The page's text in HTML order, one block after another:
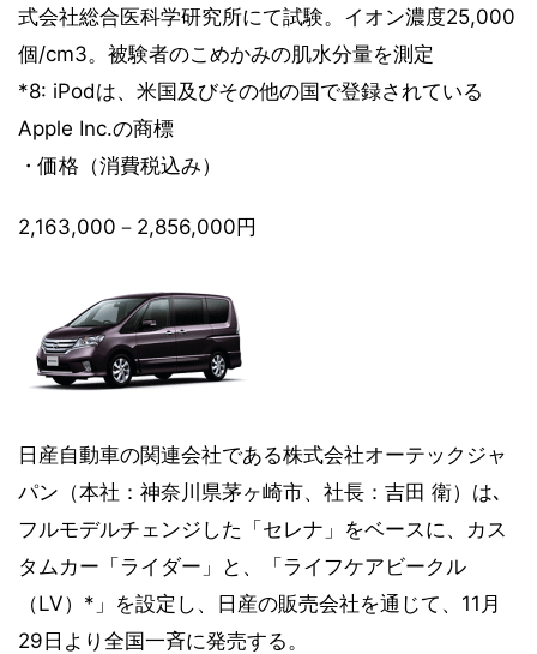
式会社総合医科学研究所にて試験。イオン濃度25,000
個/cm3。被験者のこめかみの肌水分量を測定
*8: iPodは、米国及びその他の国で登録されている
Apple Inc.の商標
・価格（消費税込み）
2,163,000－2,856,000円
日産自動車の関連会社である株式会社オーテックジャ
パン（本社：神奈川県茅ヶ崎市、社長：吉田 衛）は､
フルモデルチェンジした「セレナ」をベースに、カス
タムカー「ライダー」と、「ライフケアビークル
（LV）*」を設定し、日産の販売会社を通じて、11月
29日より全国一斉に発売する。